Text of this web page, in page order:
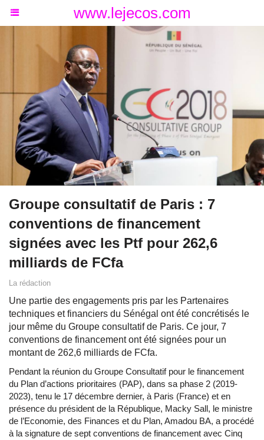
www.lejecos.com
Groupe consultatif de Paris : 7
conventions de financement
signées avec les Ptf pour 262,6
milliards de FCfa
La rédaction
Une partie des engagements pris par les Partenaires
techniques et financiers du Sénégal ont été concrétisés le
jour même du Groupe consultatif de Paris. Ce jour, 7
conventions de financement ont été signées pour un
montant de 262,6 milliards de FCfa.
Pendant la réunion du Groupe Consultatif pour le financement
du Plan d’actions prioritaires (PAP), dans sa phase 2 (2019-
2023), tenu le 17 décembre dernier, à Paris (France) et en
présence du président de la République, Macky Sall, le ministre
de l’Economie, des Finances et du Plan, Amadou BA, a procédé
à la signature de sept conventions de financement avec Cinq